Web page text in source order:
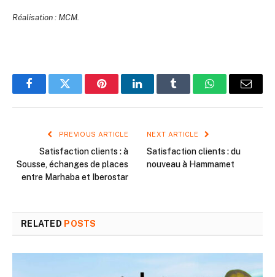
Réalisation : MCM.
FacebookTwitter PinterestLinkedInTumblr WhatsAppEmail
PREVIOUS ARTICLE
Satisfaction clients : à
Sousse, échanges de places
entre Marhaba et Iberostar
NEXT ARTICLE
Satisfaction clients : du
nouveau à Hammamet
RELATED POSTS